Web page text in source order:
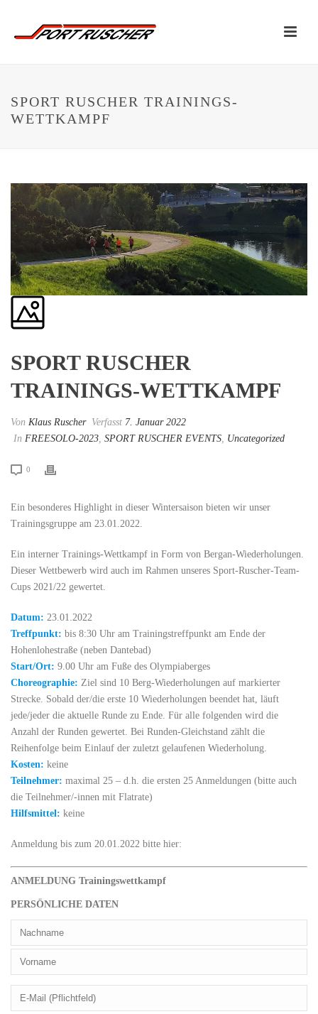
SPORT RUSCHER TRAININGS-
WETTKAMPF
SPORT RUSCHER
TRAININGS-WETTKAMPF
Von Klaus Ruscher Verfasst 7. Januar 2022
In FREESOLO-2023 SPORT RUSCHER EVENTS Uncategorized
0
Ein besonderes Highlight in dieser Wintersaison bieten wir unser
Trainingsgruppe am 23.01.2022.
Ein interner Trainings-Wettkampf in Form von Bergan-Wiederholungen.
Dieser Wettbewerb wird auch im Rahmen unseres Sport-Ruscher-Team-
Cups 2021/22 gewertet.
Datum: 23.01.2022
Treffpunkt: bis 8:30 Uhr am Trainingstreffpunkt am Ende der
Hohenlohestraße (neben Dantebad)
Start/Ort: 9.00 Uhr am Fuße des Olympiaberges
Choreographie: Ziel sind 10 Berg-Wiederholungen auf markierter
Strecke. Sobald der/die erste 10 Wiederholungen beendet hat, läuft
jede/jeder die aktuelle Runde zu Ende. Für alle folgenden wird die
Anzahl der Runden gewertet. Bei Runden-Gleichstand zählt die
Reihenfolge beim Einlauf der zuletzt gelaufenen Wiederholung.
Kosten: keine
Teilnehmer: maximal 25 – d.h. die ersten 25 Anmeldungen (bitte auch
die Teilnehmer/-innen mit Flatrate)
Hilfsmittel: keine
Anmeldung bis zum 20.01.2022 bitte hier:
ANMELDUNG Trainingswettkampf
PERSÖNLICHE DATEN